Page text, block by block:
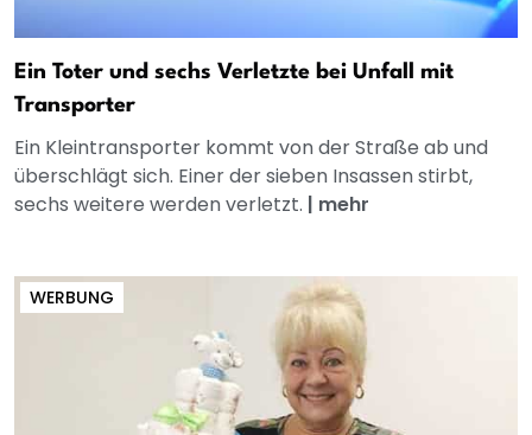
Ein Toter und sechs Verletzte bei Unfall mit
Transporter
Ein Kleintransporter kommt von der Straße ab und
überschlägt sich. Einer der sieben Insassen stirbt,
sechs weitere werden verletzt. | mehr
WERBUNG